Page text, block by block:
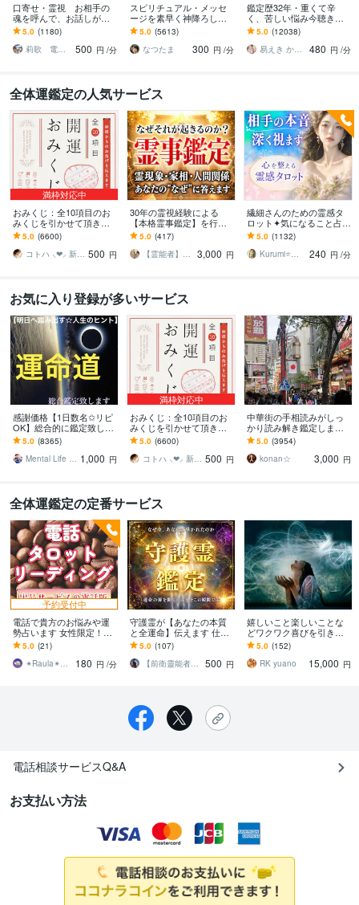
口寄せ・霊視 お相手の
魂を呼んで、お話しが出
来ます 。秘密の恋愛・復
縁・片思い・亡くなった
方・ペットと話せます。
5.0 (1180)
莉歌 電話占い 女性限定
500 円 /分
スピリチュアル・メッセ
ージを素早く神降ろしま
す 守護霊様や前世等にお
悩みを沢山質問して答え
を得たい方どうぞ！
5.0 (5613)
なつたま
300 円 /分
鑑定歴32年・重くて辛
く、苦しい悩み今聴きま
す 辛い想い霊視とタロッ
トで視ます（病は見れま
せん）
5.0 (12038)
易えき かれん
480 円 /分
全体運鑑定の人気サービス
満枠対応中
おみくじ：全10項目のお
みくじを引かせて頂きま
す ㊙あなた様がこの先ど
う進むかの道しるべにな
さってください！
5.0 (6600)
コトハ ⸜❤︎⸝ 新サービス提供開始✨️ 500 円
30年の霊視経験による
【本格霊事鑑定】を行い
ます 霊現象・家相・家
系・先祖・土地・人間関
係・悪縁・因縁・厄払い
5.0 (417)
【霊能者】天晴
3,000 円
繊細さんのための霊感タ
ロット✦気になること占い
ます 不安やモヤモヤを整
理し、あなたの自分軸を
整えます⭐️
5.0 (1132)
Kurumi⭐️精霊占い
240 円 /分
お気に入り登録が多いサービス
感謝価格【1日数名✩リピ
OK】総合的に鑑定致しま
す ✞後悔させません【未
来を良くする✩人生のヒン
ト】アドバイス付
5.0 (8365)
Mental Life Design 1,000 円
満枠対応中
おみくじ：全10項目のお
みくじを引かせて頂きま
す ㊙あなた様がこの先ど
う進むかの道しるべにな
さってください！
5.0 (6600)
コトハ ⸜❤︎⸝ 新サービス提供開始✨️ 500 円
中華街の手相読みがしっ
かり読み解き鑑定します
☆今後10年ほどの流れか
ら、良い時期、悪い時期
もお伝えします
5.0 (3954)
konan☆
3,000 円
全体運鑑定の定番サービス
予約受付中
電話で貴方のお悩みや運
勢占います 女性限定！現
在出品中のサービス、電
話対応バージョン！
5.0 (21)
✴︎Raula✴︎（ラウラ）
180 円 /分
守護霊が【あなたの本質
と全運命】伝えます 仕事/
恋愛/金運/人生などあなた
の悩みをどれでも解決し
ます。
5.0 (107)
【前衛靈能者】ジャン
500 円
嬉しいこと楽しいことな
どワクワク喜びを引き寄
せます 魔法のように楽し
い出来事や嬉しい出来事
を現実化させます。
5.0 (152)
RK yuano
15,000 円
電話相談サービスQ&A
お支払い方法